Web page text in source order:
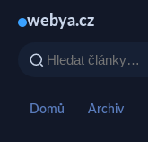
webya.cz
Domů Archiv